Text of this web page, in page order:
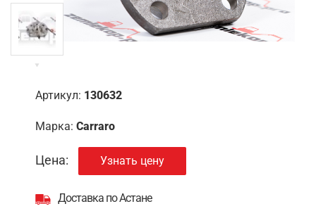
Артикул: 130632
Марка: Carraro
Цена: Узнать цену
Доставка по Астане